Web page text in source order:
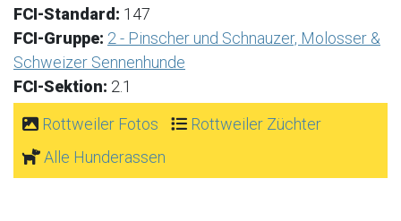
FCI-Standard: 147
FCI-Gruppe: 2 - Pinscher und Schnauzer, Molosser &
Schweizer Sennenhunde
FCI-Sektion: 2.1
Rottweiler Fotos
Rottweiler Züchter
Alle Hunderassen